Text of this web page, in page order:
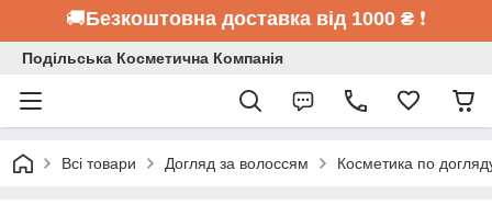
🚚Безкоштовна доставка від 1000 ₴ ❗
Подільська Косметична Компанія
Всі товари Догляд за волоссям Косметика по